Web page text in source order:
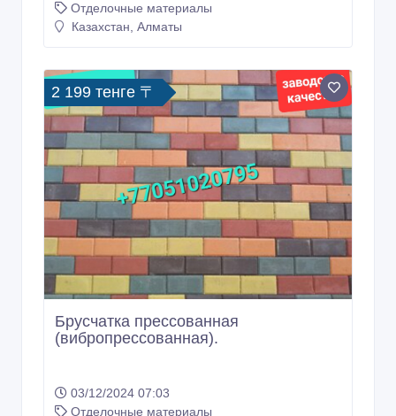
Отделочные материалы
Казахстан, Алматы
2 199 тенге 〒
Брусчатка прессованная
(вибропрессованная).
03/12/2024 07:03
Отделочные материалы